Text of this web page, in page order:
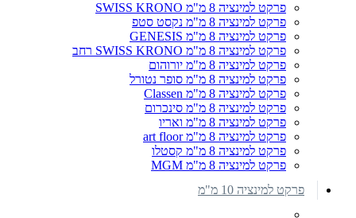
פרקט למינציה 8 מ"מ SWISS KRONO
פרקט למינציה 8 מ"מ נקסט סטפ
פרקט למינציה 8 מ"מ GENESIS
פרקט למינציה 8 מ"מ SWISS KRONO רחב
פרקט למינציה 8 מ"מ יורוהום
פרקט למינציה 8 מ"מ סופר נטורל
פרקט למינציה 8 מ"מ Classen
פרקט למינציה 8 מ"מ סינכרום
פרקט למינציה 8 מ"מ ואריו
פרקט למינציה 8 מ"מ art floor
פרקט למינציה 8 מ"מ קסטלו
פרקט למינציה 8 מ"מ MGM
פרקט למינציה 10 מ"מ